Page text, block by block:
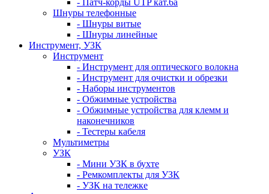
- Патч-корды UTP кат.6а
Шнуры телефонные
- Шнуры витые
- Шнуры линейные
Инструмент, УЗК
Инструмент
- Инструмент для оптического волокна
- Инструмент для очистки и обрезки
- Наборы инструментов
- Обжимные устройства
- Обжимные устройства для клемм и
наконечников
- Тестеры кабеля
Мультиметры
УЗК
- Мини УЗК в бухте
- Ремкомплекты для УЗК
- УЗК на тележке